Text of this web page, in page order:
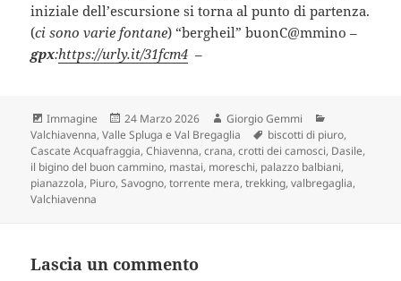
iniziale dell’escursione si torna al punto di partenza.
(ci sono varie fontane) “bergheil” buonC@mmino –
gpx:https://urly.it/31fcm4 –
Formato
Immagine
Scritto
il
24 Marzo 2026 Autore
Giorgio Gemmi
Valchiavenna, Valle Spluga e Val Bregaglia
Tag
biscotti di piuro,
Cascate Acquafraggia,Chiavenna,crana,crotti dei camosci, Dasile,
il bigino del buon cammino, mastai, moreschi, palazzo balbiani,
pianazzola, Piuro,Savogno,torrente mera,trekking,valbregaglia,
Valchiavenna
Lascia un commento